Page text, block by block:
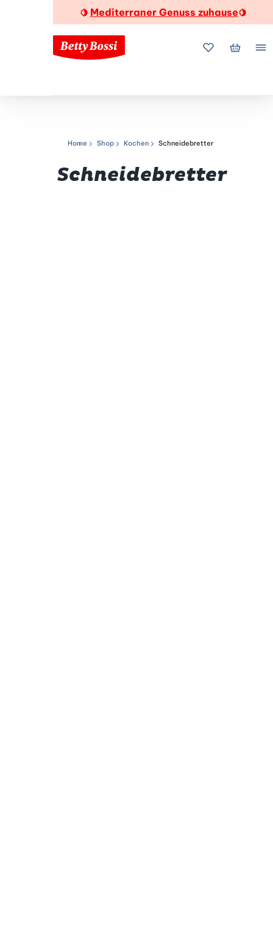
🍋 Mediterraner Genuss zuhause🍋
MeineMein
Navigationspfad
Home Shop Kochen Schneidebretter
Schneidebretter